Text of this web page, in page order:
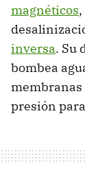
magnéticos
inversa. Su
bombea
presión